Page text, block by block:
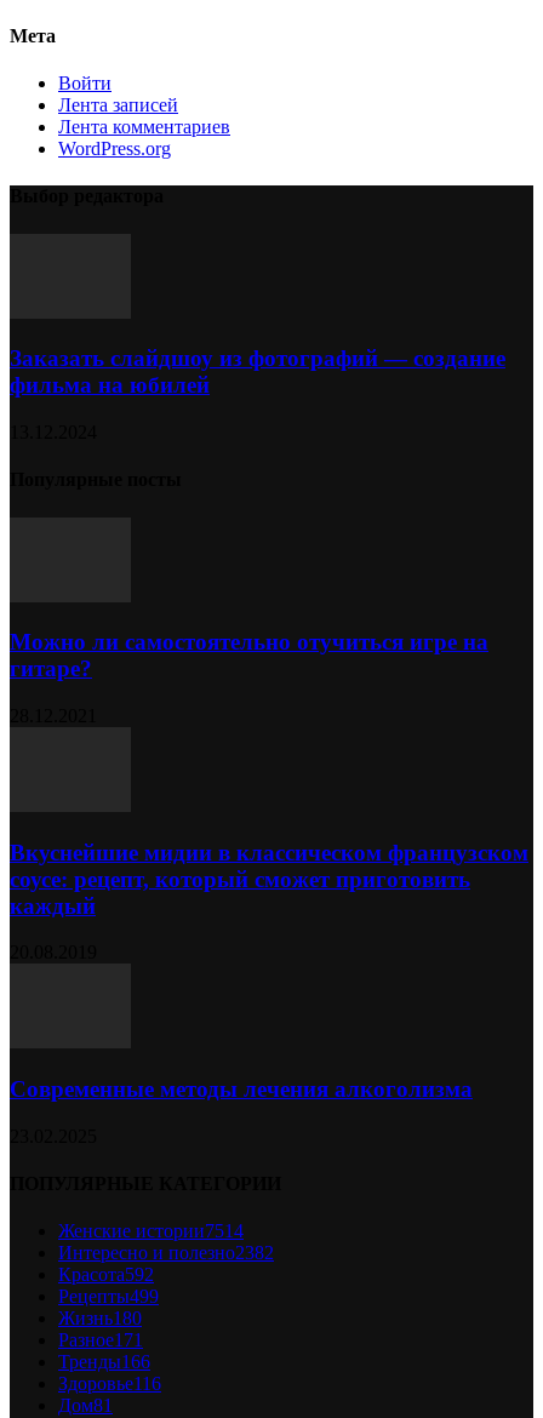
Мета
Войти
Лента записей
Лента комментариев
WordPress.org
Заказать слайдшоу из фотографий — создание
фильма на юбилей
Можно ли самостоятельно отучиться игре на
гитаре?
Вкуснейшие мидии в классическом французском
соусе: рецепт, который сможет приготовить
каждый
Современные методы лечения алкоголизма
Женские истории7514
Интересно и полезно2382
Красота592
Рецепты499
Жизнь180
Разное171
Тренды166
Здоровье116
Дом81